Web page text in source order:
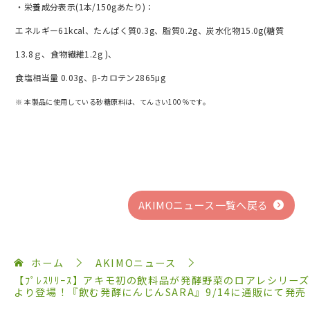
・栄養成分表示(1本/150gあたり)：
エネルギー61kcal、たんぱく質0.3g、脂質0.2g、炭水化物15.0g(糖質
13.8ｇ、食物繊維1.2g )、
食塩相当量 0.03g、β-カロテン2865μg
※ 本製品に使用している砂糖原料は、てんさい100％です。
AKIMOニュース一覧へ戻る
ホーム
AKIMOニュース
【ﾌﾟﾚｽﾘﾘｰｽ】アキモ初の飲料品が発酵野菜のロアレシリーズ
より登場！『飲む発酵にんじんSARA』9/14に通販にて発売